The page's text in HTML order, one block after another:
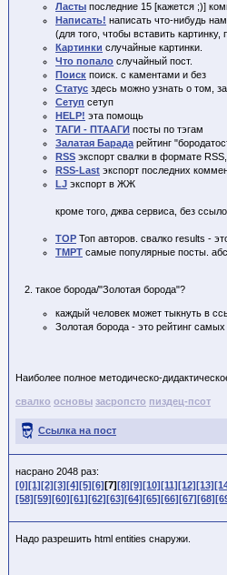
Ласты последние 15 [кажется ;)]
Написать! написать что-нибудь
(для того, чтобы вставить
Картинки случайные картинки.
Что попало случайный пост.
Поиск поиск. с каментами и без
Статус здесь можно узнать о том,
Сетуп сетуп
HELP! эта помощь
ТАГИ - ПТААГИ посты по тэгам
Залатая Барада рейтинг
RSS экспорт свалки в формате RSS,
RSS-Last экспорт последних
LJ экспорт в ЖЖ
кроме того, джва сервиса, без
TOP Топ авторов. свалко results -
TMPT самые популярные посты.
такое борода/"Золотая борода"?
каждый человек может тыкнуть в
Золотая борода - это рейтинг
Наиболее полное методическо-
свалко основы засропсто пиздец-псот
Ссылка на пост
насрано 2048 раз:
[0][1][2][3][4][5][6][7][8][9][10][11][12][13]
[58][59][60][61][62][63][64][65][66][67][68]
Надо разрешить html entities снаружи.